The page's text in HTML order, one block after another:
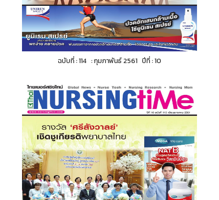
ฉบับที่ : 114 : กุมภาพันธ์ 2561 ปีที่ : 10